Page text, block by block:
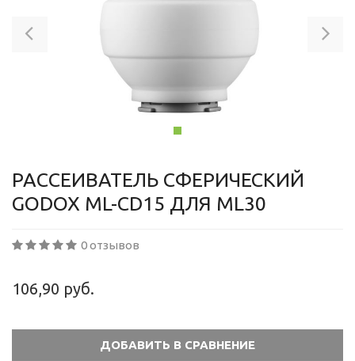
РАССЕИВАТЕЛЬ СФЕРИЧЕСКИЙ
GODOX ML-CD15 ДЛЯ ML30
0 отзывов
106,90 руб.